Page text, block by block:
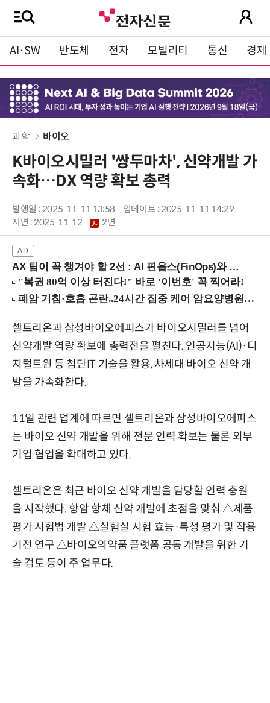
AI·SW 반도체 전자 모빌리티 통신 경제
과학 바이오
K바이오시밀러 '쌍두마차', 신약개발 가
속화…DX 역량 확보 총력
발행일 : 2025-11-11 13:58
업데이트 : 2025-11-11 14:29
지면 :2025-11-12 2면
AX 팀이 꼭 챙겨야 할 2선 : AI 핀옵스(FinOps)와 토큰 거버넌스 (8/21 잠실역)
셀트리온과 삼성바이오에피스가 바이오시밀러를 넘어
신약개발 역량 확보에 총력전을 펼친다. 인공지능(AI)·디
지털트윈 등 첨단IT 기술을 활용, 차세대 바이오 신약 개
발을 가속화한다.
11일 관련 업계에 따르면 셀트리온과 삼성바이오에피스
는 바이오 신약 개발을 위해 전문 인력 확보는 물론 외부
기업 협업을 확대하고 있다.
셀트리온은 최근 바이오 신약 개발을 담당할 인력 충원
을 시작했다. 항암 항체 신약 개발에 초점을 맞춰 △제품
평가 시험법 개발 △실험실 시험 효능·특성 평가 및 작용
기전 연구 △바이오의약품 플랫폼 공동 개발을 위한 기
술 검토 등이 주 업무다.